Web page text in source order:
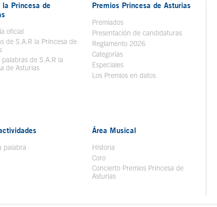
la Princesa de
oficial Se abre en ventana nueva
de S.A.R la Princesa de
palabras de S.A.R la
de Asturias
Premios Princesa de Asturias
Premiados
Presentación de candidaturas
Reglamento 2026
Categorías
Especiales
Los Premios en datos
palabra
Área Musical
Historia
Coro
Concierto Premios Princesa de
Asturias